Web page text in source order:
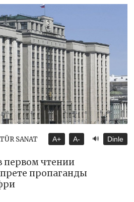
SANAT A+ A- 🔊 Dinle
первом чтении
пропаганды